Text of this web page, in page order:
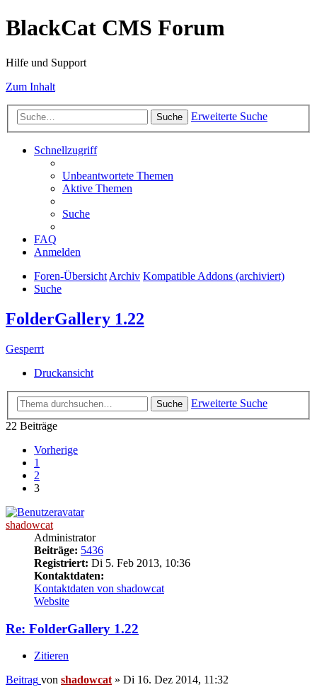
BlackCat CMS Forum
Hilfe und Support
Zum Inhalt
Suche Erweiterte Suche
Schnellzugriff
Unbeantwortete Themen
Aktive Themen
Suche
FAQ
Anmelden
Foren-ÜbersichtArchiv Kompatible Addons (archiviert)
Suche
FolderGallery 1.22
Gesperrt
Druckansicht
Suche
Erweiterte Suche
22 Beiträge
Vorherige
1
2
3
shadowcat
Administrator
Beiträge: 5436
Registriert: Di 5. Feb 2013, 10:36
Kontaktdaten:
Kontaktdaten von shadowcat
Website
Re: FolderGallery 1.22
Zitieren
Beitrag von shadowcat » Di 16. Dez 2014, 11:32